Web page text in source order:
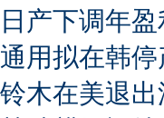
日产下调年
通用拟在韩
铃木在美退